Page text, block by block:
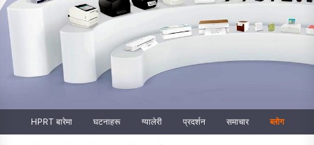
HPRT बारेमा घटनाहरू ग्यालेरी प्रदर्शन समाचार ब्लोग